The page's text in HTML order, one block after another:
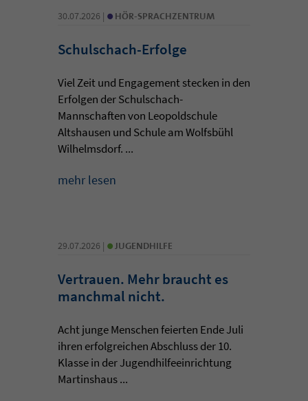
30.07.2026 | • HÖR-SPRACHZENTRUM
Schulschach-Erfolge
Viel Zeit und Engagement stecken in den
Erfolgen der Schulschach-
Mannschaften von Leopoldschule
Altshausen und Schule am Wolfsbühl
Wilhelmsdorf. ...
mehr lesen
29.07.2026 | • JUGENDHILFE
Vertrauen. Mehr braucht es
manchmal nicht.
Acht junge Menschen feierten Ende Juli
ihren erfolgreichen Abschluss der 10.
Klasse in der Jugendhilfeeinrichtung
Martinshaus ...